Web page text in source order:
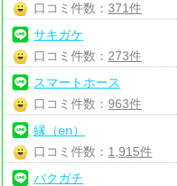
口コミ件数：371件
サキガケ
口コミ件数： 273件
スマートホース
口コミ件数：963件
縁（en）
口コミ件数： 1,915件
バクガチ